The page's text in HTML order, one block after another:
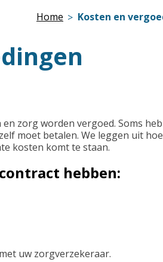
Home Kosten en
zorg worden vergoed. Soms
moet betalen. We leggen uit
kosten komt te staan.
hebben:
uw zorgverzekeraar.